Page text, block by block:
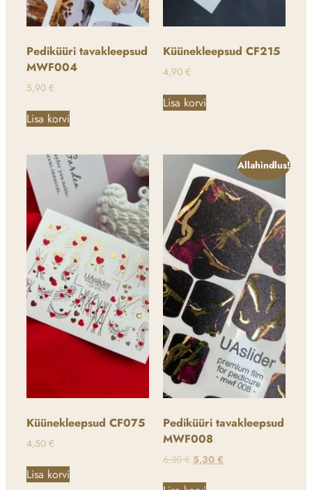
Pediküüri tavakleepsud
MWF004
5,90 €
Lisa korvi
Küünekleepsud CF215
4,90 €
Lisa korvi
Küünekleepsud CF075
4,50 €
Lisa korvi
Allahindlus!
Pediküüri tavakleepsud
MWF008
6,30€ 5,30 €